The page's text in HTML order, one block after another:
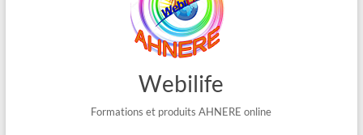
Webilife
Formations et produits AHNERE online